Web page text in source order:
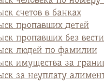
счетов в банках
пропавших детей
пропавших без
людей по фамилии
имущества за
за неуплату